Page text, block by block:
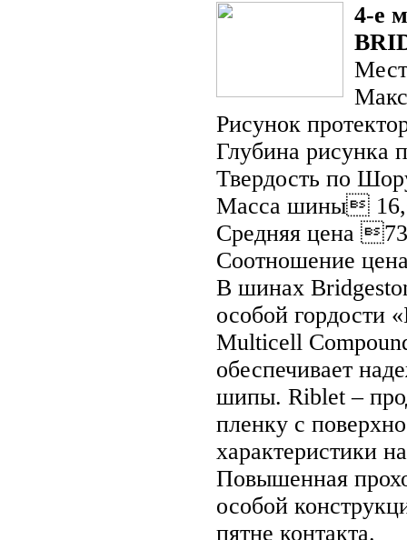
4-е
Рисунок
Глубина рисунка
Твердость по
Масса шины
Средняя цена
Соотношение
В шинах
особой гордости
Multicell
обеспечивает
шипы. Riblet –
пленку с
характеристики
Повышенная
особой
пятне контакта.